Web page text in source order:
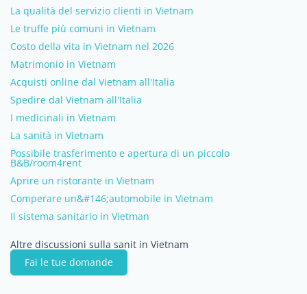
La qualità del servizio clienti in Vietnam
Le truffe più comuni in Vietnam
Costo della vita in Vietnam nel 2026
Matrimonio in Vietnam
Acquisti online dal Vietnam all'Italia
Spedire dal Vietnam all'Italia
I medicinali in Vietnam
La sanità in Vietnam
Possibile trasferimento e apertura di un piccolo
B&B/room4rent
Aprire un ristorante in Vietnam
Comperare un&#146;automobile in Vietnam
Il sistema sanitario in Vietman
Altre discussioni sulla sanit in Vietnam
Fai le tue domande